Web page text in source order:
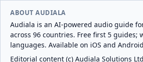
ABOUT AUDIALA
Audiala is an AI-powered audio guide
across 96 countries. Free first 5 guides;
languages. Available on iOS and
Editorial content (c) Audiala Solutions